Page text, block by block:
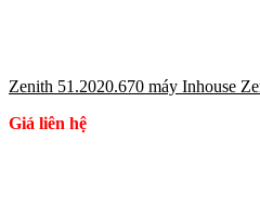
Zenith 51.2020.670 máy Inhouse
Giá liên hệ